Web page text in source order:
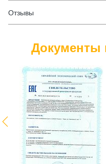
Отзывы
Документы